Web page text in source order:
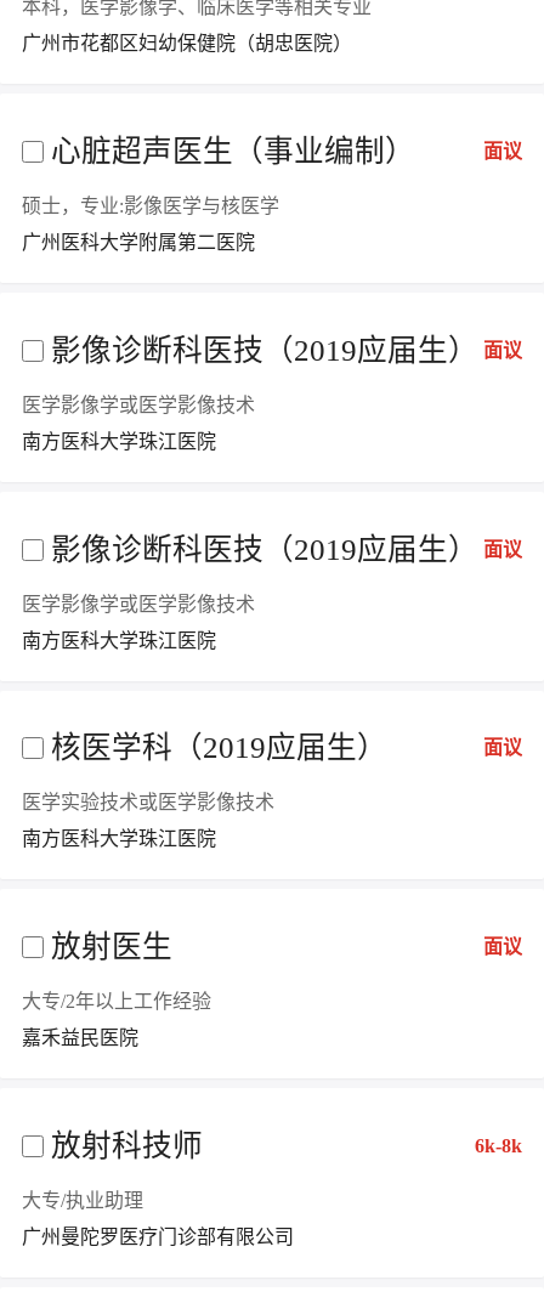
本科，医学影像学、临床医学等相关专业
广州市花都区妇幼保健院（胡忠医院）
心脏超声医生（事业编制） 面议
硕士，专业:影像医学与核医学
广州医科大学附属第二医院
影像诊断科医技（2019应届生） 面议
医学影像学或医学影像技术
南方医科大学珠江医院
影像诊断科医技（2019应届生） 面议
医学影像学或医学影像技术
南方医科大学珠江医院
核医学科（2019应届生） 面议
医学实验技术或医学影像技术
南方医科大学珠江医院
放射医生 面议
大专/2年以上工作经验
嘉禾益民医院
放射科技师 6k-8k
大专/执业助理
广州曼陀罗医疗门诊部有限公司